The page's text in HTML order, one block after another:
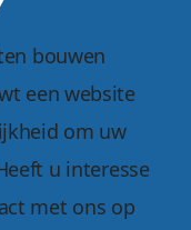
bouwen
een website
om uw
u interesse
met ons op